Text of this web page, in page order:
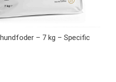
– 7 kg – Specific